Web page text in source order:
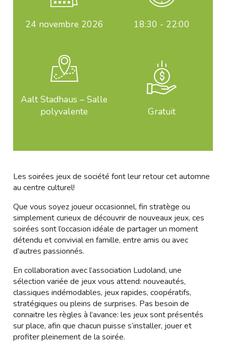
24 novembre 2026 18:30 - 22:00
Aalt Stadhaus – Salle
polyvalente
Gratuit
Les soirées jeux de société font leur retour cet automne
au centre culturel!
Que vous soyez joueur occasionnel, fin stratège ou
simplement curieux de découvrir de nouveaux jeux, ces
soirées sont l’occasion idéale de partager un moment
détendu et convivial en famille, entre amis ou avec
d’autres passionnés.
En collaboration avec l’association Ludoland, une
sélection variée de jeux vous attend: nouveautés,
classiques indémodables, jeux rapides, coopératifs,
stratégiques ou pleins de surprises. Pas besoin de
connaitre les règles à l’avance: les jeux sont présentés
sur place, afin que chacun puisse s’installer, jouer et
profiter pleinement de la soirée.